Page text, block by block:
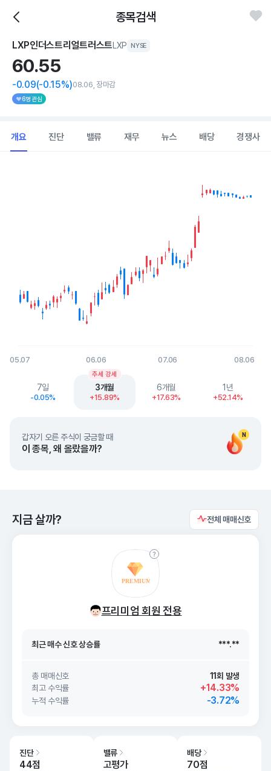
종목검색
LXP인더스트리얼트러스트LXP NYSE
60.55
-0.09(-0.15%)08.06, 장마감
6명 관심
개요 진단 밸류 재무 뉴스 배당 경쟁사
The chart has 1 X axis displaying Time. Data ranges from
05.07 06.06 07.06 08.06
End of interactive chart.
7일
-0.05%
3개월
+15.89%
추세 강세
6개월
+17.63%
1년
+52.14%
N
갑자기 오른 주식이 궁금할 때
이 종목, 왜 올랐을까?
지금 살까? 전체 매매신호
프리미엄 회원 전용
최근 매수 신호 26. 08/07
총 매매신호
11회 발생
최고 수익률
+14.33%
누적 수익률 -3.72%
진단
44점
밸류
고평가
배당
70점